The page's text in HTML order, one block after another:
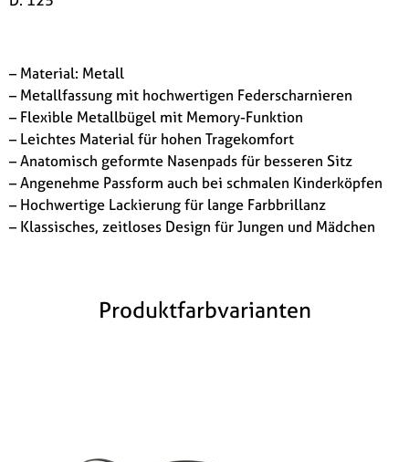
– Material: Metall
– Metallfassung mit hochwertigen Federscharnieren
– Flexible Metallbügel mit Memory-Funktion
– Leichtes Material für hohen Tragekomfort
– Anatomisch geformte Nasenpads für besseren Sitz
– Angenehme Passform auch bei schmalen Kinderköpfen
– Hochwertige Lackierung für lange Farbbrillanz
– Klassisches, zeitloses Design für Jungen und Mädchen
Produktfarbvarianten